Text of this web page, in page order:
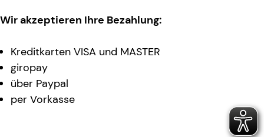
Wir akzeptieren Ihre Bezahlung:
Kreditkarten VISA und MASTER
giropay
über Paypal
per Vorkasse